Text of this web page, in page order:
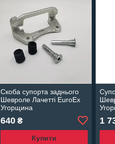
Скоба супорта заднього
Шевроле Лачетті EuroEx
Угорщина
640₴
Купити
1